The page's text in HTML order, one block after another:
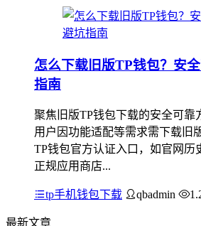
怎么下载旧版TP钱包？安
指南
聚焦旧版TP钱包下载的安全可靠
用户因功能适配等需求需下载旧
TP钱包官方认证入口，如官网历
正规应用商店...
tp手机钱包下载 qbadmin
最新文章